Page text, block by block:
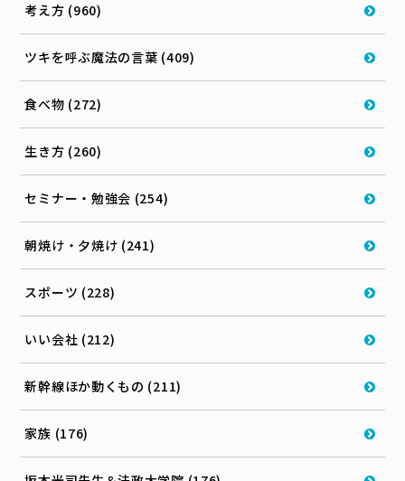
考え方 (960)
ツキを呼ぶ魔法の言葉 (409)
食べ物 (272)
生き方 (260)
セミナー・勉強会 (254)
朝焼け・夕焼け (241)
スポーツ (228)
いい会社 (212)
新幹線ほか動くもの (211)
家族 (176)